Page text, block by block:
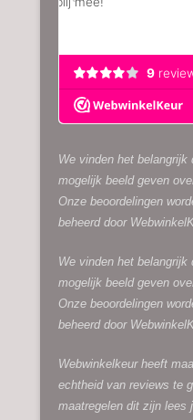
We vinden het
mogelijk beeld geven
Onze beoordelingen
beheerd door
We vinden het
mogelijk beeld geven
Onze beoordelingen
beheerd door
Webwinkelkeur heeft
echtheid van reviews te
maatregelen dit zijn lees